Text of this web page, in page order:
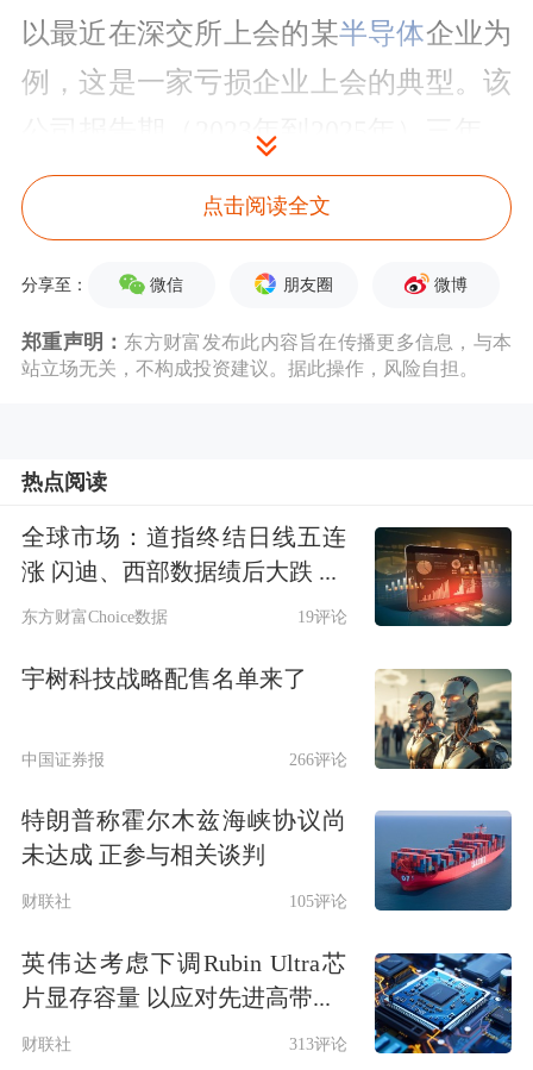
以最近在深交所上会的某半导体企业为
例，这是一家亏损企业上会的典型。该
公司报告期（2023年到2025年）三年，
净利润分别为-19.17亿元、-23.27亿
元、-24.9亿元，三年合计亏损了67.34
亿元。而截至报告期末，该公司未分配
利润为-100.81亿元。
预计公司2029年实现盈利；一会儿又预
测公司可能在2031年及以后实现盈利。
对这样的预测，招股书仍然表示，上述
上述盈利预期及前瞻性信息是建立在推
测性假设的数据基础上的预测，具有重
谨慎使用。
正是基于公司盈利的不确定性，因此，
该公司的招股书里还作出了“公司无法
保证未来几年内实现盈利，上市后亦可
能面临退市的风险”的风险提示。由此
点击阅读全文
分享至： 微信 朋友圈 微博
郑重声明： 东方财富发布此内容旨在传播更多信息，与本
站立场无关，不构成投资建议。据此操作，风险自担。
热点阅读
全球市场：道指终结日线五连
涨 闪迪、西部数据绩后大跌 ...
东方财富Choice数据 19评论
宇树科技战略配售名单来了
中国证券报 266评论
特朗普称霍尔木兹海峡协议尚
未达成 正参与相关谈判
财联社 105评论
英伟达考虑下调Rubin Ultra芯
片显存容量 以应对先进高带...
财联社 313评论